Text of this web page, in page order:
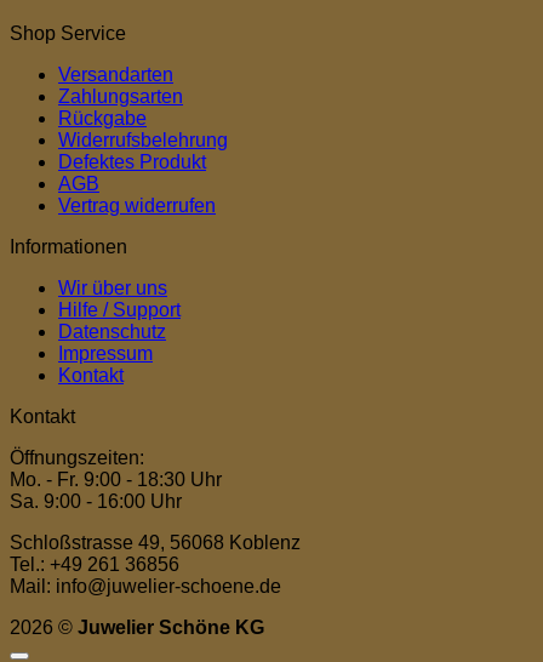
Shop Service
Versandarten
Zahlungsarten
Rückgabe
Widerrufsbelehrung
Defektes Produkt
AGB
Vertrag widerrufen
Informationen
Wir über uns
Hilfe / Support
Datenschutz
Impressum
Kontakt
Kontakt
Öffnungszeiten:
Mo. - Fr. 9:00 - 18:30 Uhr
Sa. 9:00 - 16:00 Uhr
Schloßstrasse 49, 56068 Koblenz
Tel.: +49 261 36856
Mail: info@juwelier-schoene.de
2026 © Juwelier Schöne KG